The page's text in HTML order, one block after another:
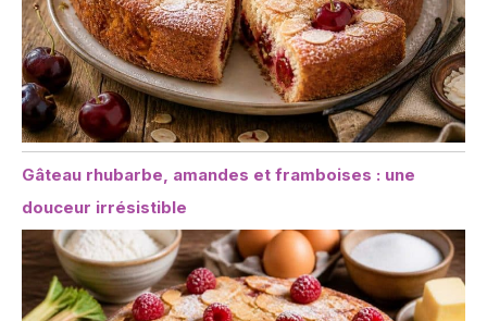
Gâteau rhubarbe, amandes et framboises : une
douceur irrésistible